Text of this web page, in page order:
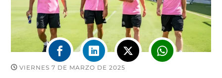
VIERNES 7 DE MARZO DE 2025